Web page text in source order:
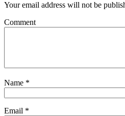
Your email address will not be
Comment
Name *
Email *